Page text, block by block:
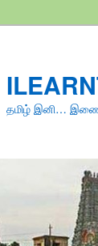
தமிழ் இனி…